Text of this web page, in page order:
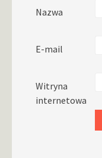
Nazwa
E-mail
Witryna
internetowa